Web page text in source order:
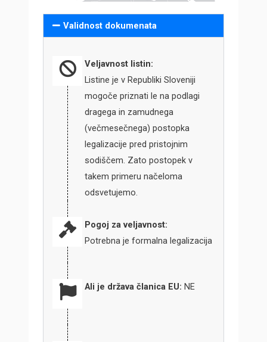
Validnost dokumenata
Veljavnost listin:
Listine je v Republiki Sloveniji
mogoče priznati le na podlagi
dragega in zamudnega
(večmesečnega) postopka
legalizacije pred pristojnim
sodiščem. Zato postopek v
takem primeru načeloma
odsvetujemo.
Pogoj za veljavnost:
Potrebna je formalna legalizacija
Ali je država članica EU:NE